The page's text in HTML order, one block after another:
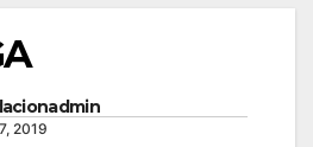
2019